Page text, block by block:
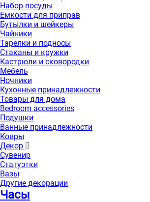
Набор посуды
Емкости для приправ
Бутылки и шейкеры
Чайники
Тарелки и подносы
Стаканы и кружки
Кастрюли и сковородки
Мебель
Ночники
Кухонные принадлежности
Товары для дома
Bedroom accessories
Подушки
Ванные принадлежности
Ковры
Декор
Сувенир
Статуэтки
Вазы
Другие декорации
Часы